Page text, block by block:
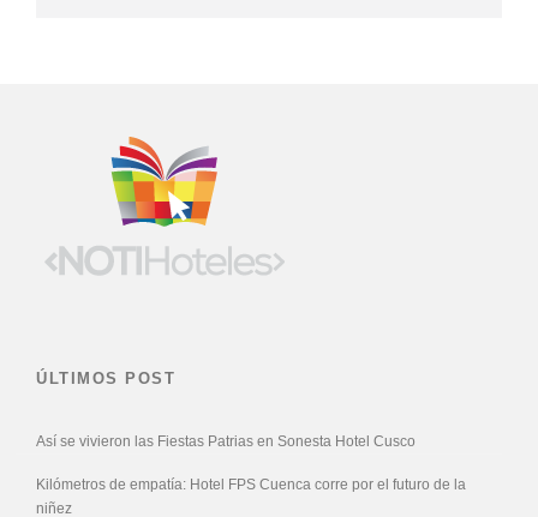
ÚLTIMOS POST
Así se vivieron las Fiestas Patrias en Sonesta Hotel Cusco
Kilómetros de empatía: Hotel FPS Cuenca corre por el futuro de la
niñez